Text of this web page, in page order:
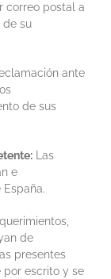
correo postal a
de su
ante
de sus
Las
e
de
presentes
por escrito y se